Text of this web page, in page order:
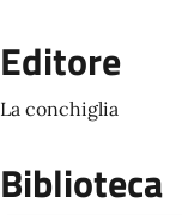
Editore
La conchiglia
Biblioteca